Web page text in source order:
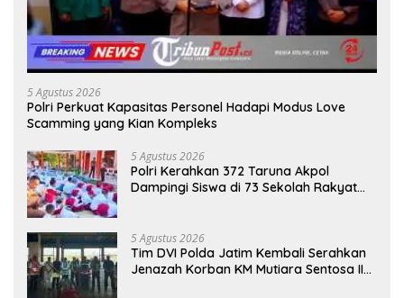
5 Agustus 2026
Polri Perkuat Kapasitas Personel Hadapi Modus Love
Scamming yang Kian Kompleks
5 Agustus 2026
Polri Kerahkan 372 Taruna Akpol
Dampingi Siswa di 73 Sekolah Rakyat
5 Agustus 2026
Tim DVI Polda Jatim Kembali Serahkan
Jenazah Korban KM Mutiara Sentosa II